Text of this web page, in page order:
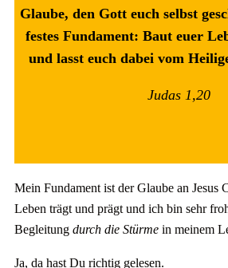
Glaube, den Gott euch selbst
festes Fundament: Baut euer
und lasst euch dabei vom
Judas 1,20
Mein Fundament ist der Glaube an Jesus
Leben trägt und prägt und ich bin sehr
Begleitung durch die Stürme in meinem
Ja, da hast Du richtig gelesen.